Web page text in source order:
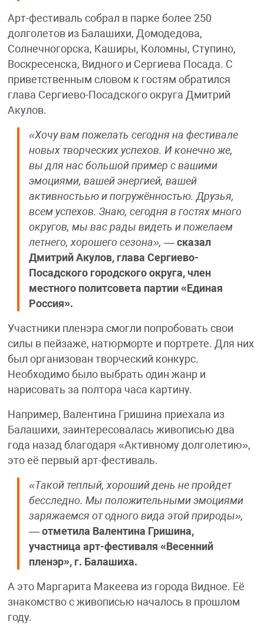
Арт-фестиваль собрал в парке более 250
долголетов из Балашихи, Домодедова,
Солнечногорска, Каширы, Коломны, Ступино,
Воскресенска, Видного и Сергиева Посада. С
приветственным словом к гостям обратился
глава Сергиево-Посадского округа Дмитрий
Акулов.
«Хочу вам пожелать сегодня на фестивале
новых творческих успехов. И конечно же,
вы для нас большой пример с вашими
эмоциями, вашей энергией, вашей
активностьью и погружённостью. Друзья,
всем успехов. Знаю, сегодня в гостях много
округов, мы вас рады видеть и пожелаем
летнего, хорошего сезона», — сказал
Дмитрий Акулов, глава Сергиево-
Посадского городского округа, член
местного политсовета партии «Единая
Россия».
Участники пленэра смогли попробовать свои
силы в пейзаже, натюрморте и портрете. Для них
был организован творческий конкурс.
Необходимо было выбрать один жанр и
нарисовать за полтора часа картину.
Например, Валентина Гришина приехала из
Балашихи, заинтересовалась живописью два
года назад благодаря «Активному долголетию»,
это её первый арт-фестиваль.
«Такой теплый, хороший день не пройдет
бесследно. Мы положительными эмоциями
заряжаемся от одного вида этой природы»,
—отметила Валентина Гришина,
участница арт-фестиваля «Весенний
пленэр», г. Балашиха.
А это Маргарита Макеева из города Видное. Её
знакомство с живописью началось в прошлом
году.